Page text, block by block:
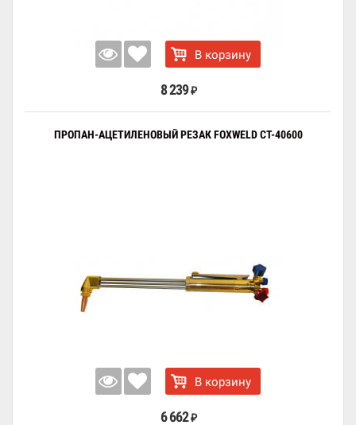
В корзину
8 239 ₽
ПРОПАН-АЦЕТИЛЕНОВЫЙ РЕЗАК FOXWELD CT-40600
В корзину
6 662 ₽